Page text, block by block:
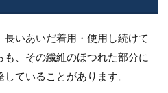
いあいだ着用・使用し続けて
、その繊維のほつれた部分に
ていることがあります。